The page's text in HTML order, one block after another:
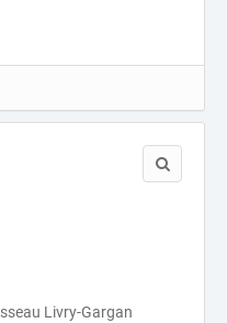
Livry-Gargan